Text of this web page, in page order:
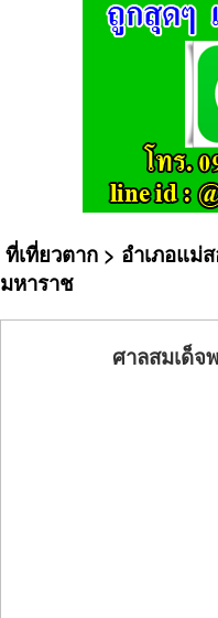
ที่เที่ยวตาก > อำเภอแม่
มหาราช
ศาลสมเด็จ